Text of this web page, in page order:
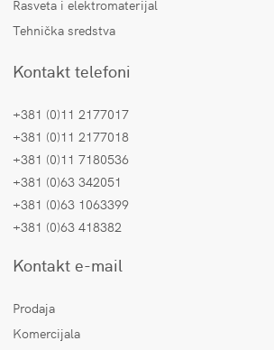
Rasveta i elektromaterijal
Tehnička sredstva
Kontakt telefoni
+381 (0)11 2177017
+381 (0)11 2177018
+381 (0)11 7180536
+381 (0)63 342051
+381 (0)63 1063399
+381 (0)63 418382
Kontakt e-mail
Prodaja
Komercijala